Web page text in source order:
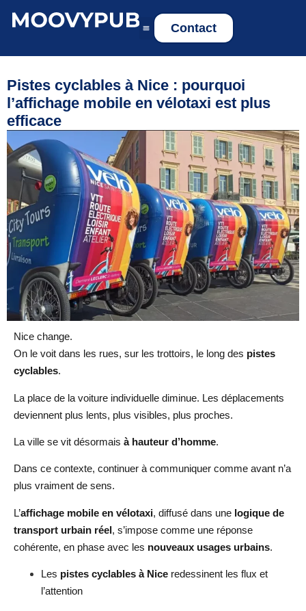
Contact
Pistes cyclables à Nice : pourquoi
l’affichage mobile en vélotaxi est plus
efficace
Nice change.
On le voit dans les rues, sur les trottoirs, le long des pistes
cyclables.
La place de la voiture individuelle diminue. Les déplacements
deviennent plus lents, plus visibles, plus proches.
La ville se vit désormais à hauteur d’homme.
Dans ce contexte, continuer à communiquer comme avant n’a
plus vraiment de sens.
L’affichage mobile en vélotaxi, diffusé dans une logique de
transport urbain réel, s’impose comme une réponse
cohérente, en phase avec les nouveaux usages urbains.
Les pistes cyclables à Nice redessinent les flux et
l’attention